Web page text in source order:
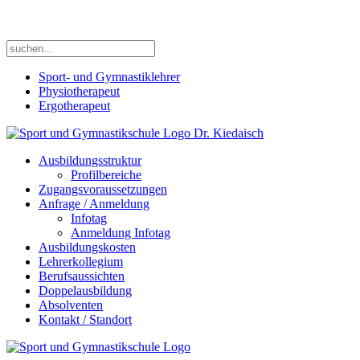
Sport- und Gymnastiklehrer
Physiotherapeut
Ergotherapeut
Ausbildungsstruktur
Profilbereiche
Zugangsvoraussetzungen
Anfrage / Anmeldung
Infotag
Anmeldung Infotag
Ausbildungskosten
Lehrerkollegium
Berufsaussichten
Doppelausbildung
Absolventen
Kontakt / Standort